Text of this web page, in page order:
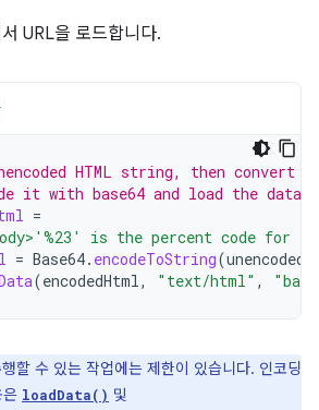
URL을 로드합니다.
HTML string, then convert
it with base64 and load the data.
=
is the percent code for
= Base64. encodeToString(
(encodedHtml, "text/html" ,
할 수 있는 작업에는 제한이 있습니다. 인코딩
loadData() 및